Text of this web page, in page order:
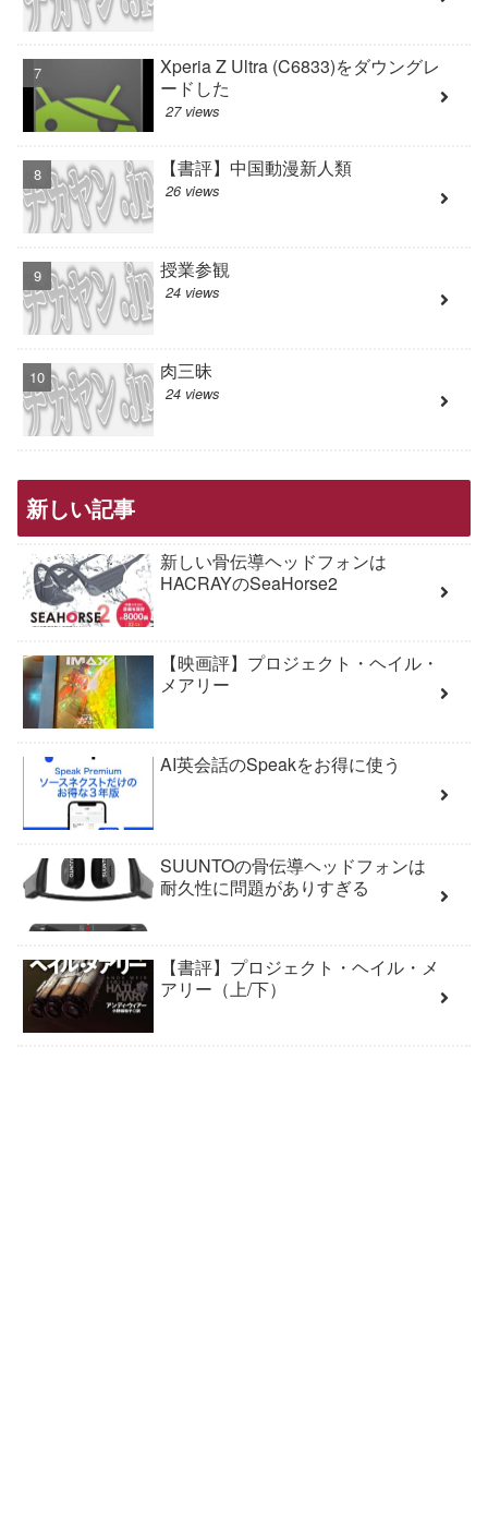
Xperia Z Ultra (C6833)をダウングレ
ードした
27 views
【書評】中国動漫新人類
26 views
授業参観
24 views
肉三昧
24 views
新しい記事
新しい骨伝導ヘッドフォンは
HACRAYのSeaHorse2
【映画評】プロジェクト・ヘイル・
メアリー
AI英会話のSpeakをお得に使う
SUUNTOの骨伝導ヘッドフォンは
耐久性に問題がありすぎる
【書評】プロジェクト・ヘイル・メ
アリー（上/下）